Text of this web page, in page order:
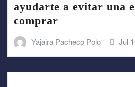
ayudarte a evitar una
comprar
Yajaira Pacheco Polo Jul